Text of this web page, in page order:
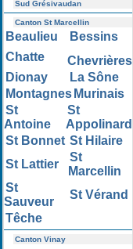
Sud Grésivaudan
Canton St Marcellin
Beaulieu
Bessins
Chatte
Chevrières
Dionay
La Sône
Montagnes Murinais
St
Antoine
St
Appolinard
St Bonnet St Hilaire
St Lattier
St
Marcellin
St
Sauveur
St Vérand
Têche
Canton Vinay